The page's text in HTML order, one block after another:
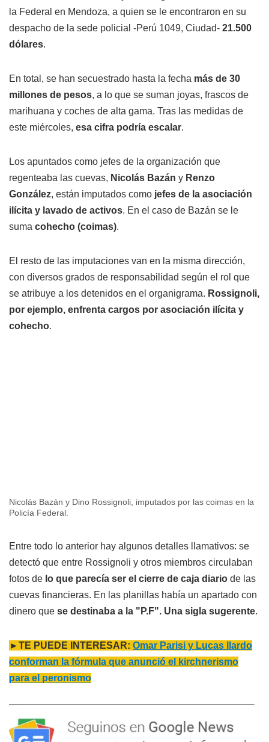
la Federal en Mendoza, a quien se le encontraron en su
despacho de la sede policial -Perú 1049, Ciudad- 21.500
dólares.
En total, se han secuestrado hasta la fecha más de 30
millones de pesos, a lo que se suman joyas, frascos de
marihuana y coches de alta gama. Tras las medidas de
este miércoles, esa cifra podría escalar.
Los apuntados como jefes de la organización que
regenteaba las cuevas, Nicolás Bazán y Renzo
González, están imputados como jefes de la asociación
ilícita y lavado de activos. En el caso de Bazán se le
suma cohecho (coimas).
El resto de las imputaciones van en la misma dirección,
con diversos grados de responsabilidad según el rol que
se atribuye a los detenidos en el organigrama. Rossignoli,
por ejemplo, enfrenta cargos por asociación ilícita y
cohecho.
Nicolás Bazán y Dino Rossignoli, imputados por las coimas en la
Policía Federal.
Entre todo lo anterior hay algunos detalles llamativos: se
detectó que entre Rossignoli y otros miembros circulaban
fotos de lo que parecía ser el cierre de caja diario de las
cuevas financieras. En las planillas había un apartado con
dinero que se destinaba a la "P.F". Una sigla sugerente.
►TE PUEDE INTERESAR: Omar Parisi y Lucas Ilardo
conforman la fórmula que anunció el kirchnerismo
para el peronismo